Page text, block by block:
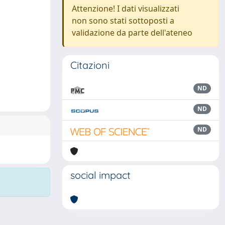
Attenzione! I dati visualizzati
non sono stati sottoposti a
validazione da parte dell'ateneo
Citazioni
ND
ND
ND
social impact